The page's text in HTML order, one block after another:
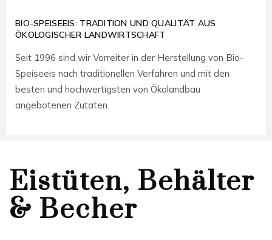
BIO-SPEISEEIS: TRADITION UND QUALITÄT AUS
ÖKOLOGISCHER LANDWIRTSCHAFT
Seit 1996 sind wir Vorreiter in der Herstellung von Bio-
Speiseeis nach traditionellen Verfahren und mit den
besten und hochwertigsten von Ökolandbau
angebotenen Zutaten.
Eistüten, Behälter
& Becher